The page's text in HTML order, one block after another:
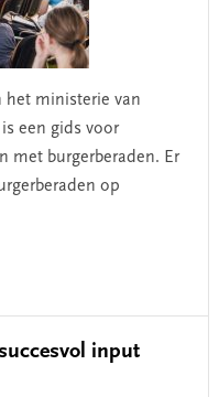
het ministerie van
een gids voor
met burgerberaden. Er
op
input